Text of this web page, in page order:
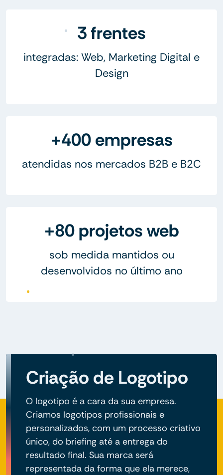
3 frentes
integradas: Web, Marketing Digital e
Design
+400 empresas
atendidas nos mercados B2B e B2C
+80 projetos web
sob medida mantidos ou
desenvolvidos no último ano
Criação de Logotipo
O logotipo é a cara da sua empresa.
Criamos logotipos profissionais e
personalizados, com um processo criativo
único, do briefing até a entrega do
resultado final. Sua marca será
representada da forma que ela merece,